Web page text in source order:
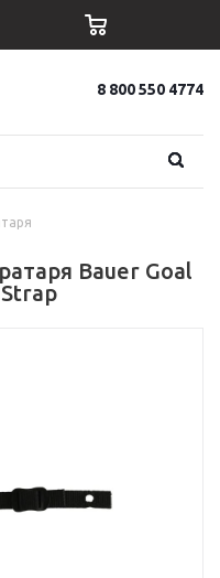
8 800 550 4774
Bauer Goal